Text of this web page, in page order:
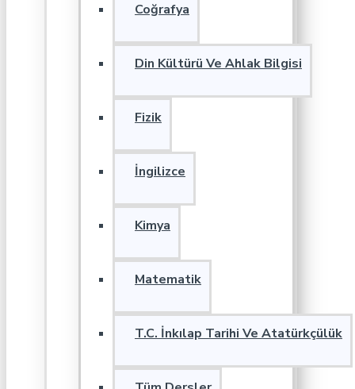
Coğrafya
Din Kültürü Ve Ahlak Bilgisi
Fizik
İngilizce
Kimya
Matematik
T.C. İnkılap Tarihi Ve Atatürkçülük